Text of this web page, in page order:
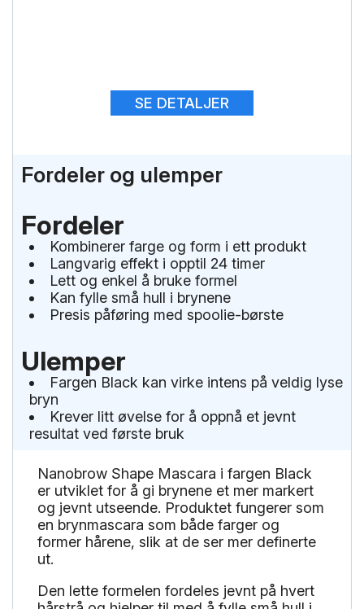
Nanobrow Shape Mascara i fargen Black
er utviklet for å gi brynene et mer markert
og jevnt utseende. Produktet fungerer som
en brynmascara som både farger og
former hårene, slik at de ser mer definerte
ut.
Den lette formelen fordeles jevnt på hvert
Fordeler og ulemper
Fordeler
Kombinerer farge og form i ett produkt
Langvarig effekt i opptil 24 timer
Lett og enkel å bruke formel
Kan fylle små hull i brynene
Presis påføring med spoolie-børste
Ulemper
Fargen Black kan virke intens på veldig lyse
bryn
Krever litt øvelse for å oppnå et jevnt
resultat ved første bruk
SE DETALJER